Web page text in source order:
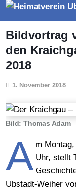
Bildvortrag
den
2018
1. November 2018
Bild: Thomas Adam
A m
Uhr, stellt
Ubstadt-Weiher